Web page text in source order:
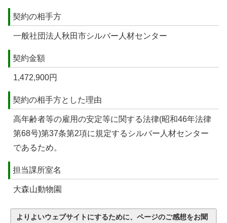
契約の相手方
一般社団法人秋田市シルバー人材センター
契約金額
1,472,900円
契約の相手方とした理由
高年齢者等の雇用の安定等に関する法律(昭和46年法律
第68号)第37条第2項に規定するシルバー人材センター
であるため。
担当課所室名
大森山動物園
よりよいウェブサイトにするために、ページのご感想をお聞